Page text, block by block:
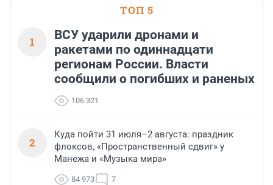
ТОП 5
1
ВСУ ударили дронами и
ракетами по одиннадцати
регионам России. Власти
сообщили о погибших и раненых
106 321
2
Куда пойти 31 июля–2 августа: праздник
флоксов, «Пространственный сдвиг» у
Манежа и «Музыка мира»
84 973 7